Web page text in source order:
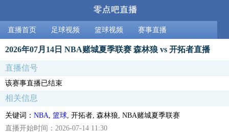
直播首页 足球视频 篮球视频 赛事直播
2026年07月14日 NBA赌城夏季联赛 森林狼 vs 开拓者直播
直播信号
该赛事直播已结束
相关信息
关键词： NBA 篮球 , 开拓者, 森林狼, NBA赌城夏季联赛
直播开始时间：2026-07-14 11:30